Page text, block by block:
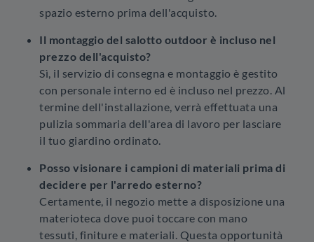
spazio esterno prima dell'acquisto.
Il montaggio del salotto outdoor è incluso nel
prezzo dell'acquisto?
Sì, il servizio di consegna e montaggio è gestito
con personale interno ed è incluso nel prezzo. Al
termine dell'installazione, verrà effettuata una
pulizia sommaria dell'area di lavoro per lasciare
il tuo giardino ordinato.
Posso visionare i campioni di materiali prima di
decidere per l'arredo esterno?
Certamente, il negozio mette a disposizione una
materioteca dove puoi toccare con mano
tessuti, finiture e materiali. Questa opportunità